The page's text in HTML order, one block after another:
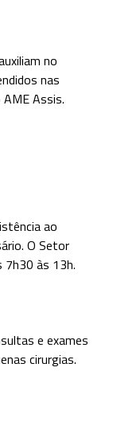
no
nas
Assis.
ao
O Setor
7h30 às 13h.
e exames
cirurgias.